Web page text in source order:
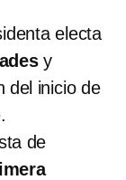
electa
y
del inicio de
de